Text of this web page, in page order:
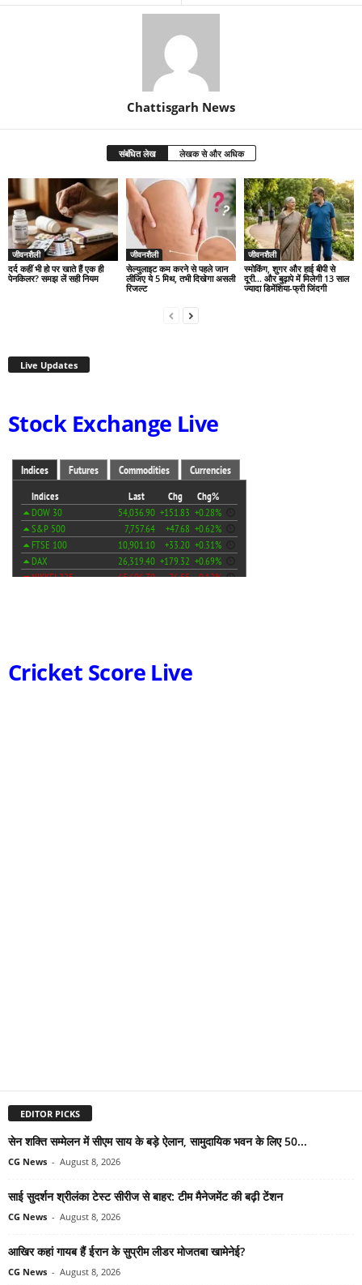
Chattisgarh News
संबंधित लेख लेखक से और अधिक
जीवनशैली
दर्द कहीं भी हो पर खाते हैं एक ही
पेनकिलर? समझ लें सही नियम
जीवनशैली
सेल्युलाइट कम करने से पहले जान
लीजिए ये 5 मिथ, तभी दिखेगा असली
रिजल्ट
जीवनशैली
स्मोकिंग, शुगर और हाई बीपी से
दूरी… और बुढ़ापे में मिलेगी 13 साल
ज्यादा डिमेंशिया-फ्री जिंदगी
Live Updates
Stock Exchange Live
Cricket Score Live
EDITOR PICKS
सेन शक्ति सम्मेलन में सीएम साय के बड़े ऐलान, सामुदायिक भवन के लिए 50...
CG News - August 8, 2026
साई सुदर्शन श्रीलंका टेस्ट सीरीज से बाहर: टीम मैनेजमेंट की बढ़ी टेंशन
CG News - August 8, 2026
आखिर कहां गायब हैं ईरान के सुप्रीम लीडर मोजतबा खामेनेई?
CG News - August 8, 2026